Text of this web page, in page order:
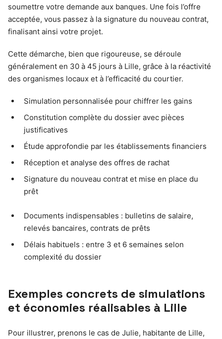
soumettre votre demande aux banques. Une fois l’offre
acceptée, vous passez à la signature du nouveau contrat,
finalisant ainsi votre projet.
Cette démarche, bien que rigoureuse, se déroule
généralement en 30 à 45 jours à Lille, grâce à la réactivité
des organismes locaux et à l’efficacité du courtier.
Simulation personnalisée pour chiffrer les gains
Constitution complète du dossier avec pièces
justificatives
Étude approfondie par les établissements financiers
Réception et analyse des offres de rachat
Signature du nouveau contrat et mise en place du
prêt
Documents indispensables : bulletins de salaire,
relevés bancaires, contrats de prêts
Délais habituels : entre 3 et 6 semaines selon
complexité du dossier
Exemples concrets de simulations
et économies réalisables à Lille
Pour illustrer, prenons le cas de Julie, habitante de Lille,